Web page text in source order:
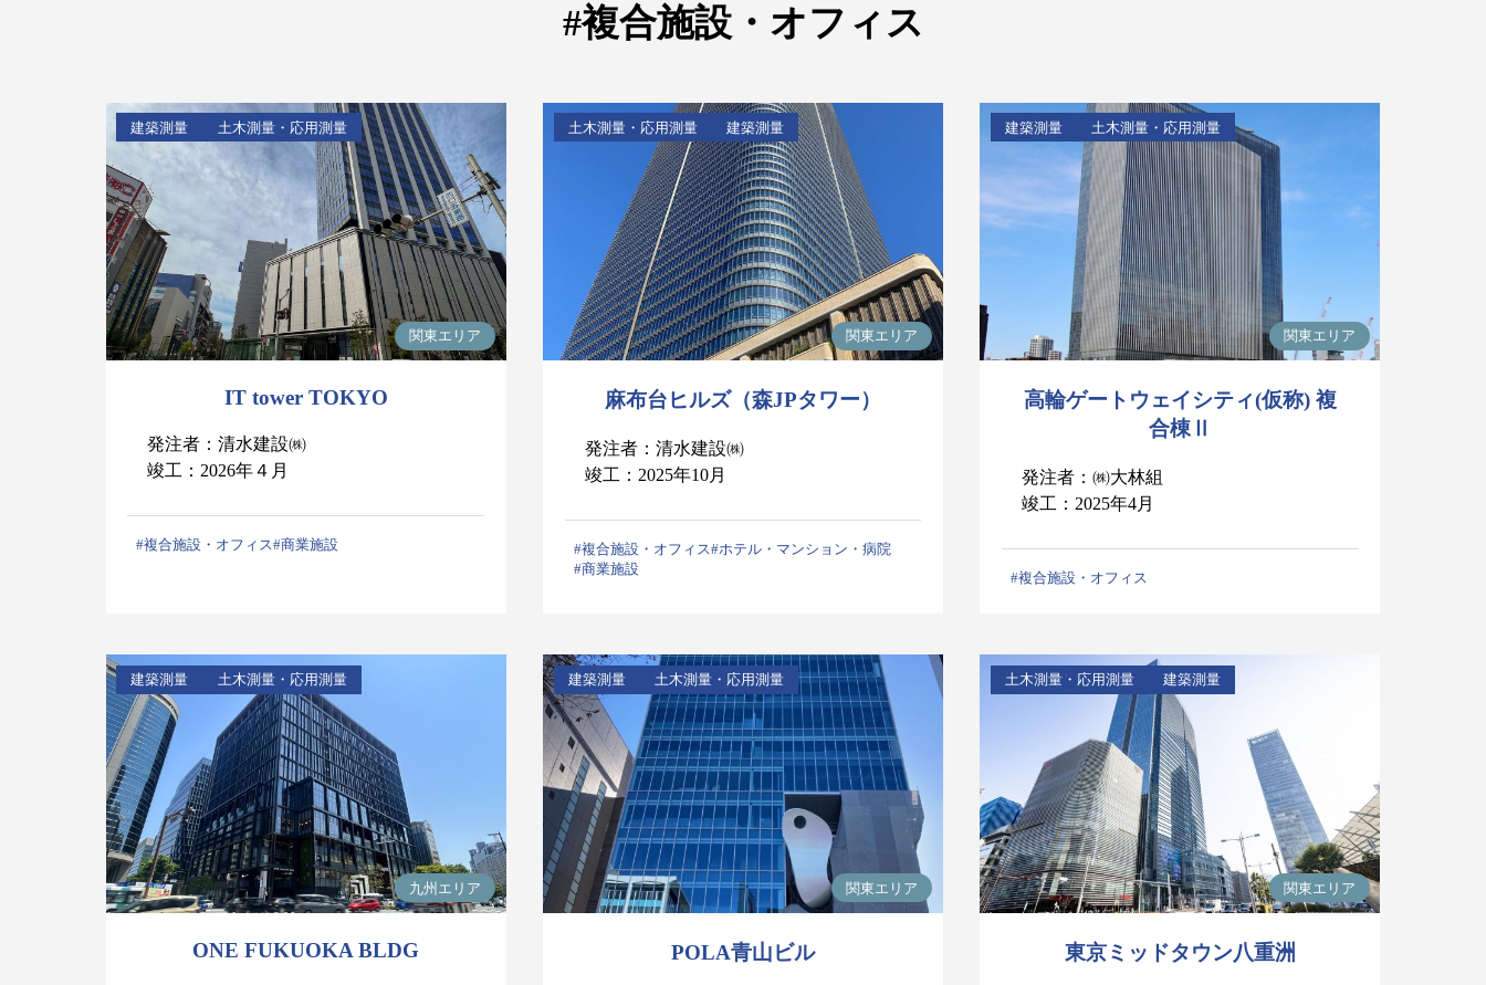
#複合施設・オフィス
IT tower TOKYO
発注者：清水建設㈱
竣工：2026年４月
建築測量 土木測量・応用測量
#複合施設・オフィス#商業施設
関東エリア
麻布台ヒルズ（森JPタワー）
発注者：清水建設㈱
竣工：2025年10月
土木測量・応用測量 建築測量
#複合施設・オフィス#ホテル・マンション・病院
#商業施設
関東エリア
高輪ゲートウェイシティ(仮称) 複
合棟Ⅱ
発注者：㈱大林組
竣工：2025年4月
建築測量 土木測量・応用測量
#複合施設・オフィス
関東エリア
ONE FUKUOKA BLDG
建築測量 土木測量・応用測量
九州エリア
POLA青山ビル
建築測量 土木測量・応用測量
関東エリア
東京ミッドタウン八重洲
土木測量・応用測量 建築測量
関東エリア